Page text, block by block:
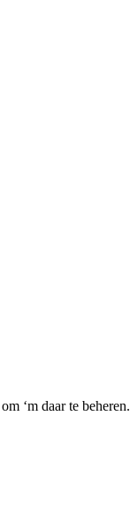
om ‘m daar te beheren.